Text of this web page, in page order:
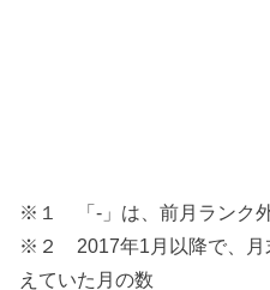
※１ 「-」は、前月ランク
※２ 2017年1月以降で、月
えていた月の数